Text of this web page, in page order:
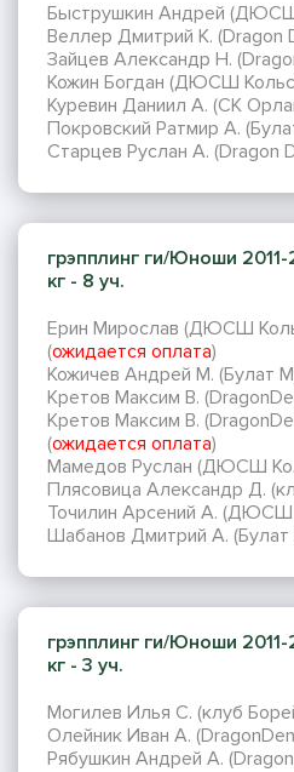
Быструшкин Андрей (ДЮСШ
Веллер Дмитрий К. (Dragon
Зайцев Александр Н.
Кожин Богдан (ДЮСШ
Куревин Даниил А. (СК
Покровский Ратмир А.
Старцев Руслан А. (Dragon
грэпплинг ги/Юноши
кг - 8 уч.
Ерин Мирослав (ДЮСШ
(ожидается оплата)
Кожичев Андрей М. (Булат
Кретов Максим В.
Кретов Максим В.
(ожидается оплата)
Мамедов Руслан (ДЮСШ
Плясовица Александр Д.
Точилин Арсений А. (ДЮСШ
Шабанов Дмитрий А. (Булат
грэпплинг ги/Юноши
кг - 3 уч.
Могилев Илья С. (клуб
Олейник Иван А.
Рябушкин Андрей А.